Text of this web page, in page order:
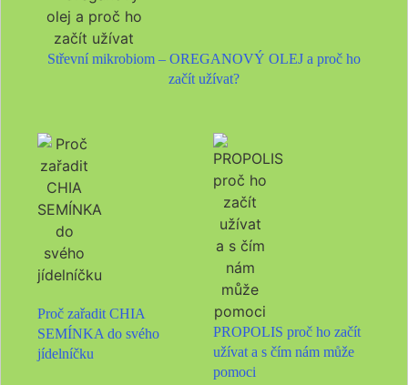
Střevní mikrobiom – OREGANOVÝ OLEJ a proč ho
začít užívat?
Proč zařadit CHIA
SEMÍNKA do svého
jídelníčku
PROPOLIS proč ho začít
užívat a s čím nám může
pomoci